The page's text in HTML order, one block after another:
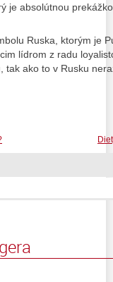
je absolútnou
Ruska, ktorým je
lídrom z radu
ako to v Rusku